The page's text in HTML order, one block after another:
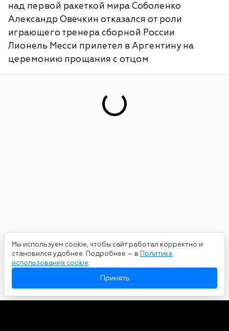
Мы используем cookie, чтобы сайт работал корректно и
становился удобнее. Подробнее — в Политике
использования cookie.
Принять
над первой ракеткой мира Соболенко
Александр Овечкин отказался от роли
играющего тренера сборной России
Лионель Месси прилетел в Аргентину на
церемонию прощания с отцом